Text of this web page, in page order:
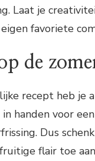
Laat je
favoriete
de
recept heb je
handen voor
Dus
flair toe